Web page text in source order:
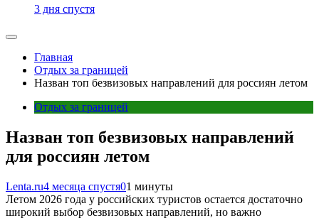
3 дня спустя
Главная
Отдых за границей
Назван топ безвизовых направлений для россиян летом
Отдых за границей
Назван топ безвизовых направлений
для россиян летом
Lenta.ru4 месяца спустя01 минуты
Летом 2026 года у российских туристов остается достаточно
широкий выбор безвизовых направлений, но важно